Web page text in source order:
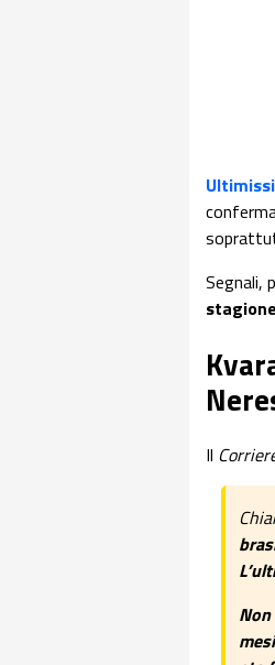
Segnali,
Il